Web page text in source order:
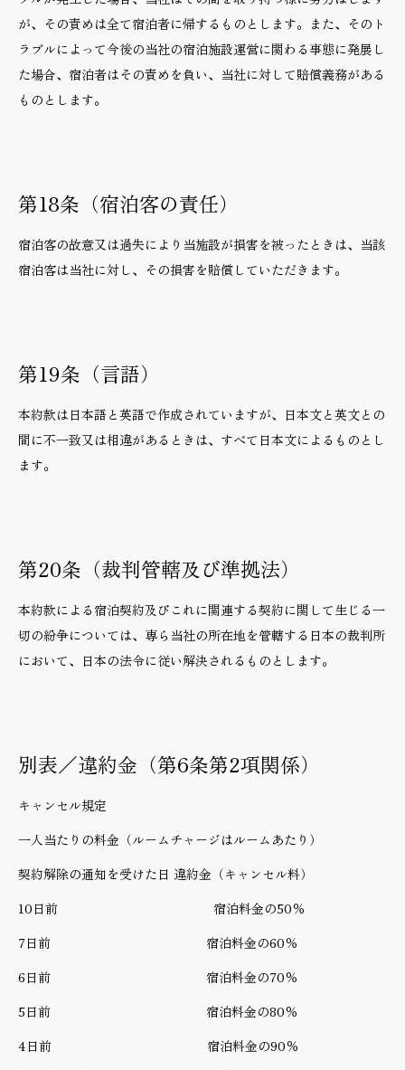
が、その責めは全て宿泊者に帰するものとします。また、そのト
ラブルによって今後の当社の宿泊施設運営に関わる事態に発展し
た場合、宿泊者はその責めを負い、当社に対して賠償義務がある
ものとします。
第18条（宿泊客の責任）
宿泊客の故意又は過失により当施設が損害を被ったときは、当該
宿泊客は当社に対し、その損害を賠償していただきます。
第19条（言語）
本約款は日本語と英語で作成されていますが、日本文と英文との
間に不一致又は相違があるときは、すべて日本文によるものとし
ます。
第20条（裁判管轄及び準拠法）
本約款による宿泊契約及びこれに関連する契約に関して生じる一
切の紛争については、専ら当社の所在地を管轄する日本の裁判所
において、日本の法令に従い解決されるものとします。
別表／違約金（第6条第2項関係）
キャンセル規定
一人当たりの料金（ルームチャージはルームあたり）
契約解除の通知を受けた日 違約金（キャンセル料）
10日前 宿泊料金の50％
7日前 宿泊料金の60％
6日前 宿泊料金の70％
5日前 宿泊料金の80％
4日前 宿泊料金の90％